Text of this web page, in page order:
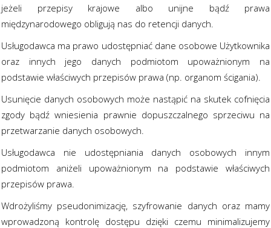
jeżeli przepisy krajowe albo unijne bądź prawa
międzynarodowego obligują nas do retencji danych.
Usługodawca ma prawo udostępniać dane osobowe Użytkownika
oraz innych jego danych podmiotom upoważnionym na
podstawie właściwych przepisów prawa (np. organom ścigania).
Usunięcie danych osobowych może nastąpić na skutek cofnięcia
zgody bądź wniesienia prawnie dopuszczalnego sprzeciwu na
przetwarzanie danych osobowych.
Usługodawca nie udostępniania danych osobowych innym
podmiotom aniżeli upoważnionym na podstawie właściwych
przepisów prawa.
Wdrożyliśmy pseudonimizację, szyfrowanie danych oraz mamy
wprowadzoną kontrolę dostępu dzięki czemu minimalizujemy